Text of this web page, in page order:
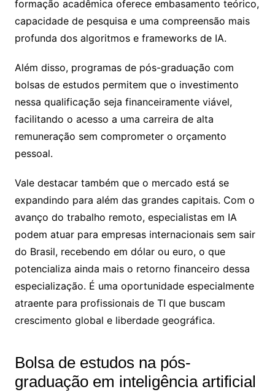
formação acadêmica oferece embasamento teórico,
capacidade de pesquisa e uma compreensão mais
profunda dos algoritmos e frameworks de IA.
Além disso, programas de pós-graduação com
bolsas de estudos permitem que o investimento
nessa qualificação seja financeiramente viável,
facilitando o acesso a uma carreira de alta
remuneração sem comprometer o orçamento
pessoal.
Vale destacar também que o mercado está se
expandindo para além das grandes capitais. Com o
avanço do trabalho remoto, especialistas em IA
podem atuar para empresas internacionais sem sair
do Brasil, recebendo em dólar ou euro, o que
potencializa ainda mais o retorno financeiro dessa
especialização. É uma oportunidade especialmente
atraente para profissionais de TI que buscam
crescimento global e liberdade geográfica.
Bolsa de estudos na pós-
graduação em inteligência artificial​